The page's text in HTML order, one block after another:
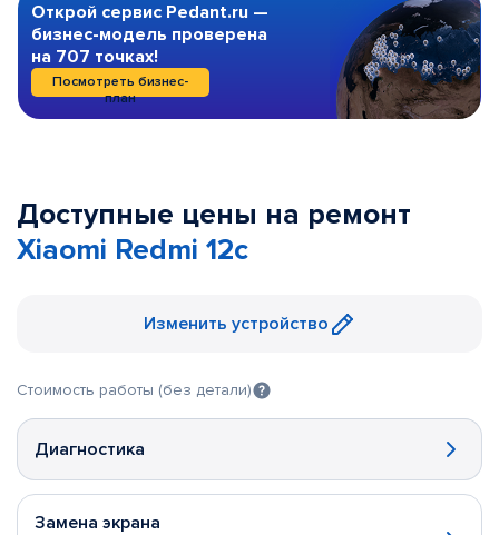
Открой сервис Pedant.ru —
бизнес-модель проверена
на 707 точках!
Посмотреть бизнес-
план
Доступные цены на ремонт
Xiaomi Redmi 12c
Изменить устройство
Стоимость работы (без детали)
Диагностика
Замена экрана